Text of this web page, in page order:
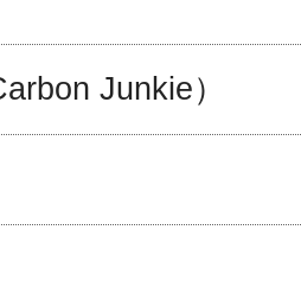
Junkie）